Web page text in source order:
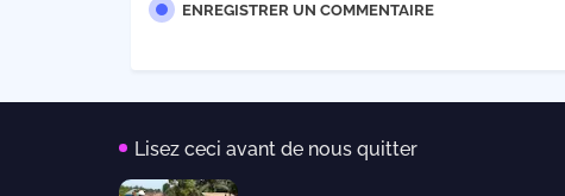
ENREGISTRER UN COMMENTAIRE
Lisez ceci avant de nous quitter